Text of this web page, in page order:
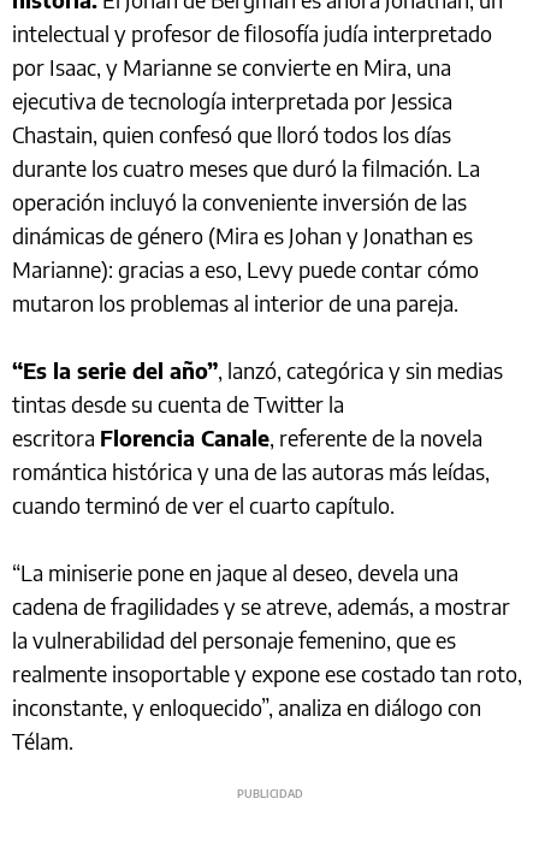
intelectual y profesor de filosofía judía interpretado
por Isaac, y Marianne se convierte en Mira, una
ejecutiva de tecnología interpretada por Jessica
Chastain, quien confesó que lloró todos los días
durante los cuatro meses que duró la filmación. La
operación incluyó la conveniente inversión de las
dinámicas de género (Mira es Johan y Jonathan es
Marianne): gracias a eso, Levy puede contar cómo
mutaron los problemas al interior de una pareja.
“Es la serie del año”, lanzó, categórica y sin medias
tintas desde su cuenta de Twitter la
escritora Florencia Canale, referente de la novela
romántica histórica y una de las autoras más leídas,
cuando terminó de ver el cuarto capítulo.
“La miniserie pone en jaque al deseo, devela una
cadena de fragilidades y se atreve, además, a mostrar
la vulnerabilidad del personaje femenino, que es
realmente insoportable y expone ese costado tan roto,
inconstante, y enloquecido”, analiza en diálogo con
Télam.